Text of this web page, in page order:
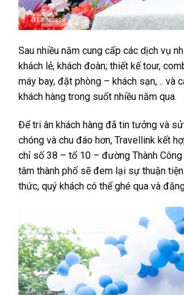
Sau nhiều năm cung cấp các dịch vụ
khách lẻ, khách đoàn; thiết kế tour,
máy bay, đặt phòng – khách sạn,… và
khách hàng trong suốt nhiều năm qua.
Để tri ân khách hàng đã tin tưởng và
chóng và chu đáo hơn, Travellink kết
chỉ số 38 – tổ 10 – đường Thành
tâm thành phố sẽ đem lại sự thuận
thức, quý khách có thể ghé qua và